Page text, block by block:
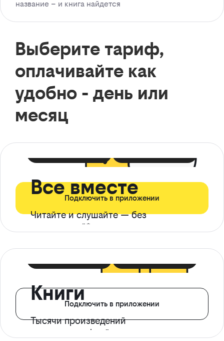
название – и книга найдется
Выберите тариф,
оплачивайте как
удобно - день или
месяц
Все вместе
Читайте и слушайте — без
ограничений*
Подключить в приложении
Книги
Тысячи произведений
с доступом офлайн
Подключить в приложении